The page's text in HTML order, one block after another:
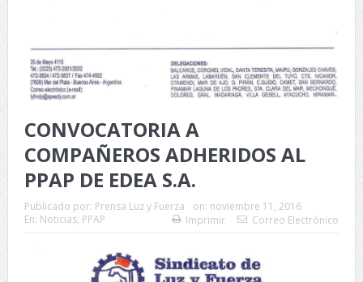
CONVOCATORIA A
COMPAÑEROS ADHERIDOS AL
PPAP DE EDEA S.A.
Publicado por: Prensa Luz y Fuerza on: noviembre 11, 2016
En: Noticias, PPAP Imprimir Correo Electrónico